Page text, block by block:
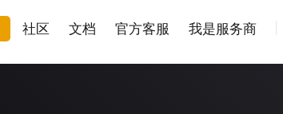
社区 文档 官方客服 我是服务商